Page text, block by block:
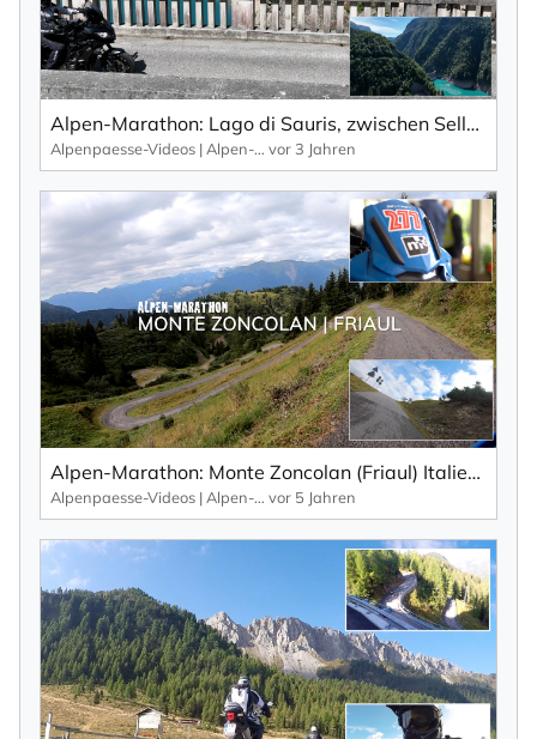
Alpen-Marathon: Lago di Sauris, zwischen Sella di Razzo, Passo Pura und Sella Chiampon – Teaser, Impressionen.
Alpenpaesse-Videos | Alpen-Marathon vor 3 Jahren
Alpen-Marathon: Monte Zoncolan (Friaul) Italien – Fakten, Infos, Impressionen (2020)
Alpenpaesse-Videos | Alpen-Marathon vor 5 Jahren